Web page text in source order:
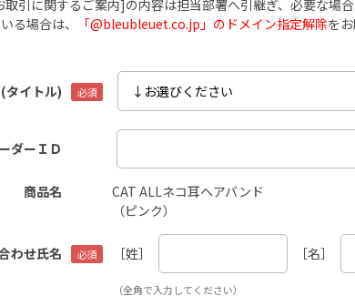
取引に関するご案内]の内容は担当部署へ引継ぎ、必要な場
る場合は、
「@bleubleuet.co.jp」のドメイン指定解除を
タイトル)
ダーＩＤ
商品名
CAT ALLネコ耳ヘアバンド
（ピンク）
わせ氏名 ［姓］ ［名］
（全角で入力してください）